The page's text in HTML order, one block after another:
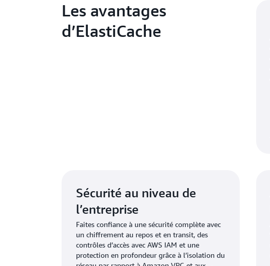
Les avantages
d’ElastiCache
Sécurité au niveau de
l’entreprise
Faites confiance à une sécurité complète avec
un chiffrement au repos et en transit, des
contrôles d’accès avec AWS IAM et une
protection en profondeur grâce à l’isolation du